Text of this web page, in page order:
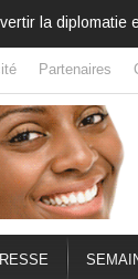
fête nationale
Partenaires